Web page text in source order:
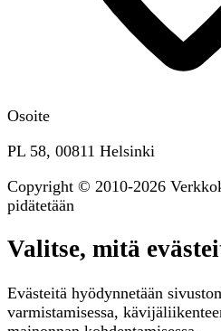
Osoite
PL 58, 00811 Helsinki
Copyright © 2010-2026
pidätetään
Valitse, mitä
Evästeitä hyödynnetään
varmistamisessa,